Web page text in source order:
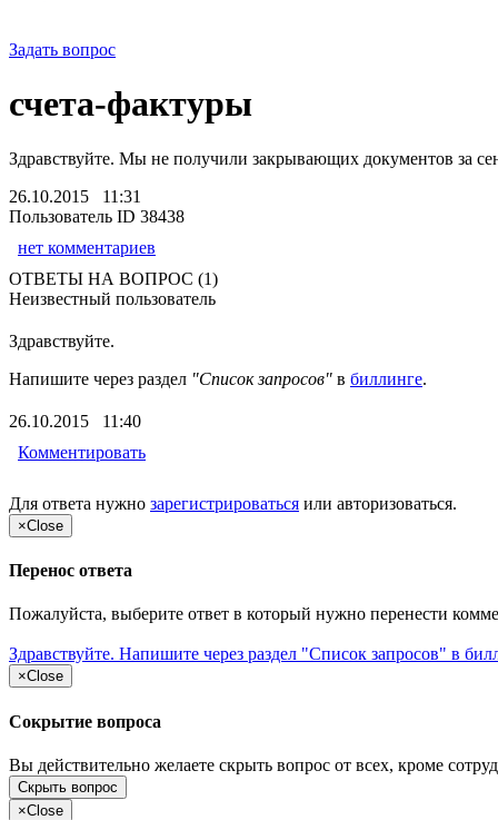
Задать вопрос
счета-фактуры
Здравствуйте. Мы не получили закрывающих документов за
26.10.2015 11:31
Пользователь ID 38438
нет комментариев
ОТВЕТЫ НА ВОПРОС (1)
Неизвестный пользователь
Здравствуйте.
Напишите через раздел "Список запросов" в биллинге.
26.10.2015 11:40
Комментировать
Для ответа нужно зарегистрироваться или авторизоваться.
×Close
Перенос ответа
Пожалуйста, выберите ответ в который нужно перенести
Здравствуйте. Напишите через раздел "Список запросов" в
×Close
Сокрытие вопроса
Вы действительно желаете скрыть вопрос от всех, кроме
Скрыть вопрос
×Close